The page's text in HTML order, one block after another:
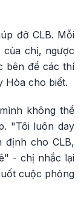
đỡ CLB. Mỗi
của chị, ngược
bên để các thí
Hòa cho biết.
không thể
"Tôi luôn day
định cho CLB,
- chị nhắc lại
cuộc phỏng